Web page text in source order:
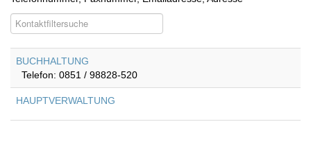
Versteckt Filterfeld
BUCHHALTUNG
Telefon: 0851 / 98828-520
HAUPTVERWALTUNG